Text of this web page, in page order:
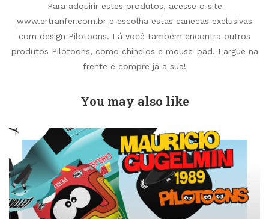
Para adquirir estes produtos, acesse o site
www.ertranfer.com.br e escolha estas canecas exclusivas
com design Pilotoons. Lá você também encontra outros
produtos Pilotoons, como chinelos e mouse-pad. Largue na
frente e compre já a sua!
You may also like